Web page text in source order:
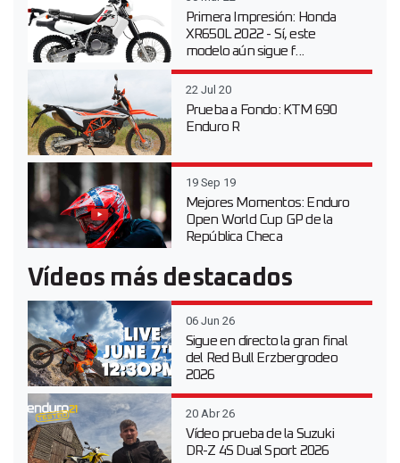
Primera Impresión: Honda
XR650L 2022 - Sí, este
modelo aún sigue f...
22 Jul 20
Prueba a Fondo: KTM 690
Enduro R
19 Sep 19
Mejores Momentos: Enduro
Open World Cup GP de la
República Checa
Vídeos más destacados
06 Jun 26
Sigue en directo la gran final
del Red Bull Erzbergrodeo
2026
20 Abr 26
Vídeo prueba de la Suzuki
DR-Z 4S Dual Sport 2026